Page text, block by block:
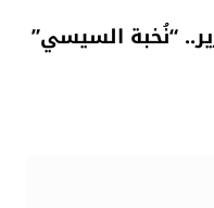
“نُخبة السيسي”